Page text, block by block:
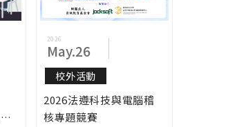
2026
May.26
校外活動
2026法遵科技與電腦稽
核專題競賽